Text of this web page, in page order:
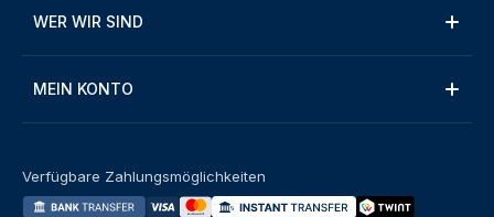
WER WIR SIND
MEIN KONTO
Verfügbare Zahlungsmöglichkeiten